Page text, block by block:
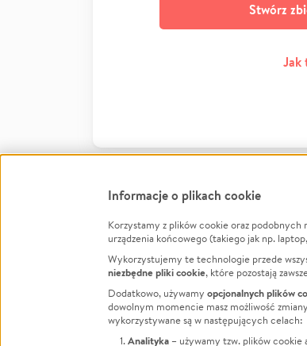
Stwórz
Jak
FacebookTwitter Instagram
LinkedInTikTok Youtube
Informacje o plikach cookie
Korzystamy z plików cookie oraz
urządzenia końcowego (takiego jak np.
Wykorzystujemy te technologie przede
niezbędne pliki cookie, które pozostają
Dodatkowo, używamy opcjonalnych plików
dowolnym momencie masz możliwość
wykorzystywane są w następujących celach:
Analityka – używamy tzw. plików cookie